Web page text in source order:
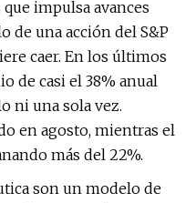
impulsa avances
de una acción del S&P
caer. En los últimos
de casi el 38% anual
ni una sola vez.
en agosto, mientras el
más del 22%.
son un modelo de